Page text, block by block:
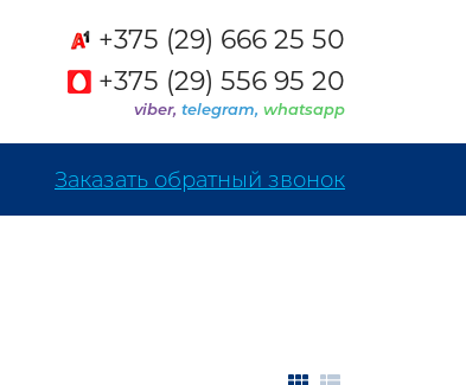
+375 (29) 666 25 50
+375 (29) 556 95 20
viber, telegram, whatsapp
Заказать обратный звонок